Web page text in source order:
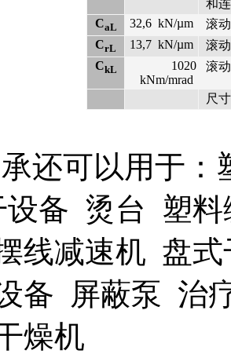
和
CaL 32,6 kN/µm
滚
CrL 13,7 kN/µm
滚
CkL
1020
kNm/mrad
滚
尺
可以用于：
设备 烫台 塑
线减速机 盘
备 屏蔽泵 治
燥机